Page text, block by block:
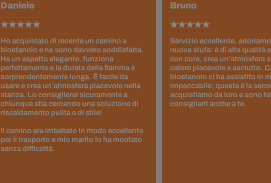
Daniele
Ho acquistato di recente un camino a
bioetanolo e ne sono davvero soddisfatta.
Ha un aspetto elegante, funziona
perfettamente e la durata della fiamma è
sorprendentemente lunga. È facile da
usare e crea un’atmosfera piacevole nella
stanza. Lo consiglierei sicuramente a
chiunque stia cercando una soluzione di
riscaldamento pulita e di stile!
Il camino era imballato in modo eccellente
per il trasporto e mio marito lo ha montato
senza difficoltà.
Bruno
Servizio eccellente,
nuova stufa: è di alta qualità
con cura, crea un’atmosfera
calore piacevole e asciutto.
bioetanolo ci ha assistito in
impeccabile; questa è la
acquistiamo da loro e sono
consigliarli anche a te.